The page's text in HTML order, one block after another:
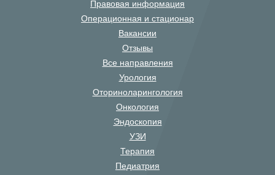
Правовая информация
Операционная и стационар
Вакансии
Отзывы
Все направления
Урология
Оториноларингология
Онкология
Эндоскопия
УЗИ
Терапия
Педиатрия